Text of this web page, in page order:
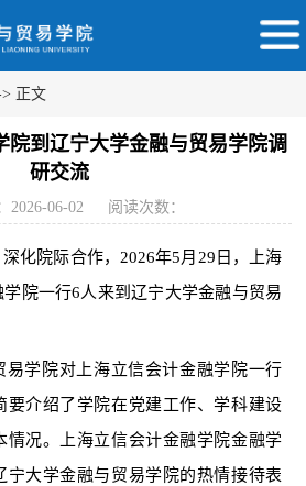
正文
院到辽宁大学金融与贸易学院调
研交流
2026-06-02 阅读次数：
化院际合作， 2026年5月29日，上海
院一行6人来到辽宁大学金融与贸易
易学院对上海立信会计金融学院一行
要介绍了学院在党建工作、学科建设
情况。上海立信会计金融学院金融学
宁大学金融与贸易学院的热情接待表